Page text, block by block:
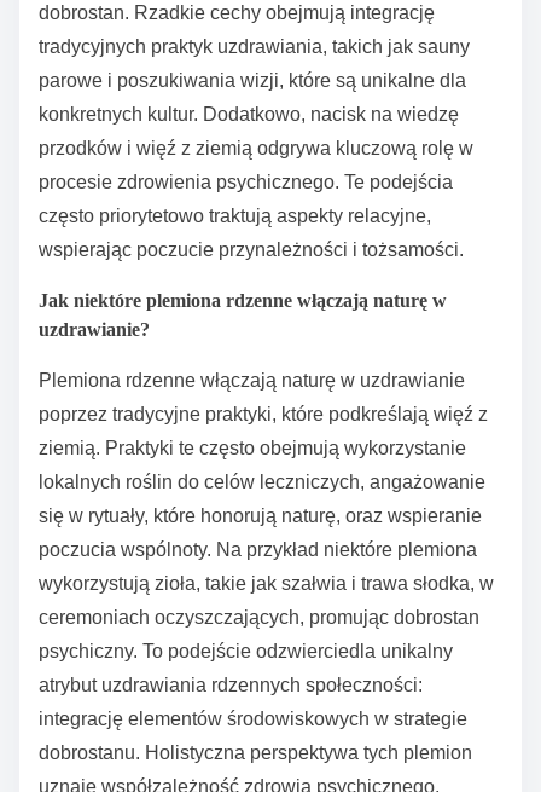
dobrostan. Rzadkie cechy obejmują integrację
tradycyjnych praktyk uzdrawiania, takich jak sauny
parowe i poszukiwania wizji, które są unikalne dla
konkretnych kultur. Dodatkowo, nacisk na wiedzę
przodków i więź z ziemią odgrywa kluczową rolę w
procesie zdrowienia psychicznego. Te podejścia
często priorytetowo traktują aspekty relacyjne,
wspierając poczucie przynależności i tożsamości.
Jak niektóre plemiona rdzenne włączają naturę w
uzdrawianie?
Plemiona rdzenne włączają naturę w uzdrawianie
poprzez tradycyjne praktyki, które podkreślają więź z
ziemią. Praktyki te często obejmują wykorzystanie
lokalnych roślin do celów leczniczych, angażowanie
się w rytuały, które honorują naturę, oraz wspieranie
poczucia wspólnoty. Na przykład niektóre plemiona
wykorzystują zioła, takie jak szałwia i trawa słodka, w
ceremoniach oczyszczających, promując dobrostan
psychiczny. To podejście odzwierciedla unikalny
atrybut uzdrawiania rdzennych społeczności:
integrację elementów środowiskowych w strategie
dobrostanu. Holistyczna perspektywa tych plemion
uznaje współzależność zdrowia psychicznego,